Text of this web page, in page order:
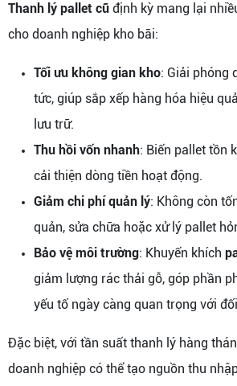
Thanh lý pallet cũ định kỳ mang lại
cho doanh nghiệp kho bãi:
Tối ưu không gian kho: Giải phóng
tức, giúp sắp xếp hàng hóa hiệu
lưu trữ.
Thu hồi vốn nhanh: Biến pallet tồn
cải thiện dòng tiền hoạt động.
Giảm chi phí quản lý: Không còn
quản, sửa chữa hoặc xử lý pallet
Bảo vệ môi trường: Khuyến khích
giảm lượng rác thải gỗ, góp phần
yếu tố ngày càng quan trọng với
Đặc biệt, với tần suất thanh lý hàng
doanh nghiệp có thể tạo nguồn thu